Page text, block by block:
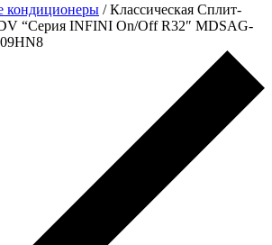
кондиционеры / Классическая Сплит-
“Серия INFINI On/Off R32″ MDSAG-